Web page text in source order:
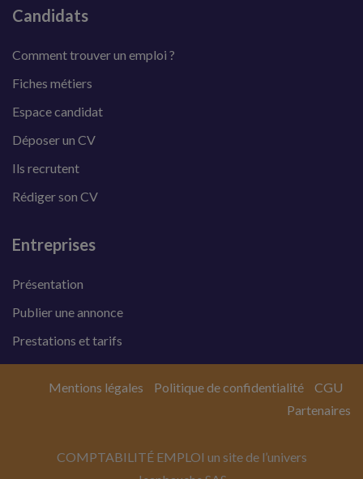
Candidats
Comment trouver un emploi ?
Fiches métiers
Espace candidat
Déposer un CV
Ils recrutent
Rédiger son CV
Entreprises
Présentation
Publier une annonce
Prestations et tarifs
COMPTABILITÉ EMPLOI un site de l’univers
Mentions légales Politique de confidentialité
CGU
Partenaires